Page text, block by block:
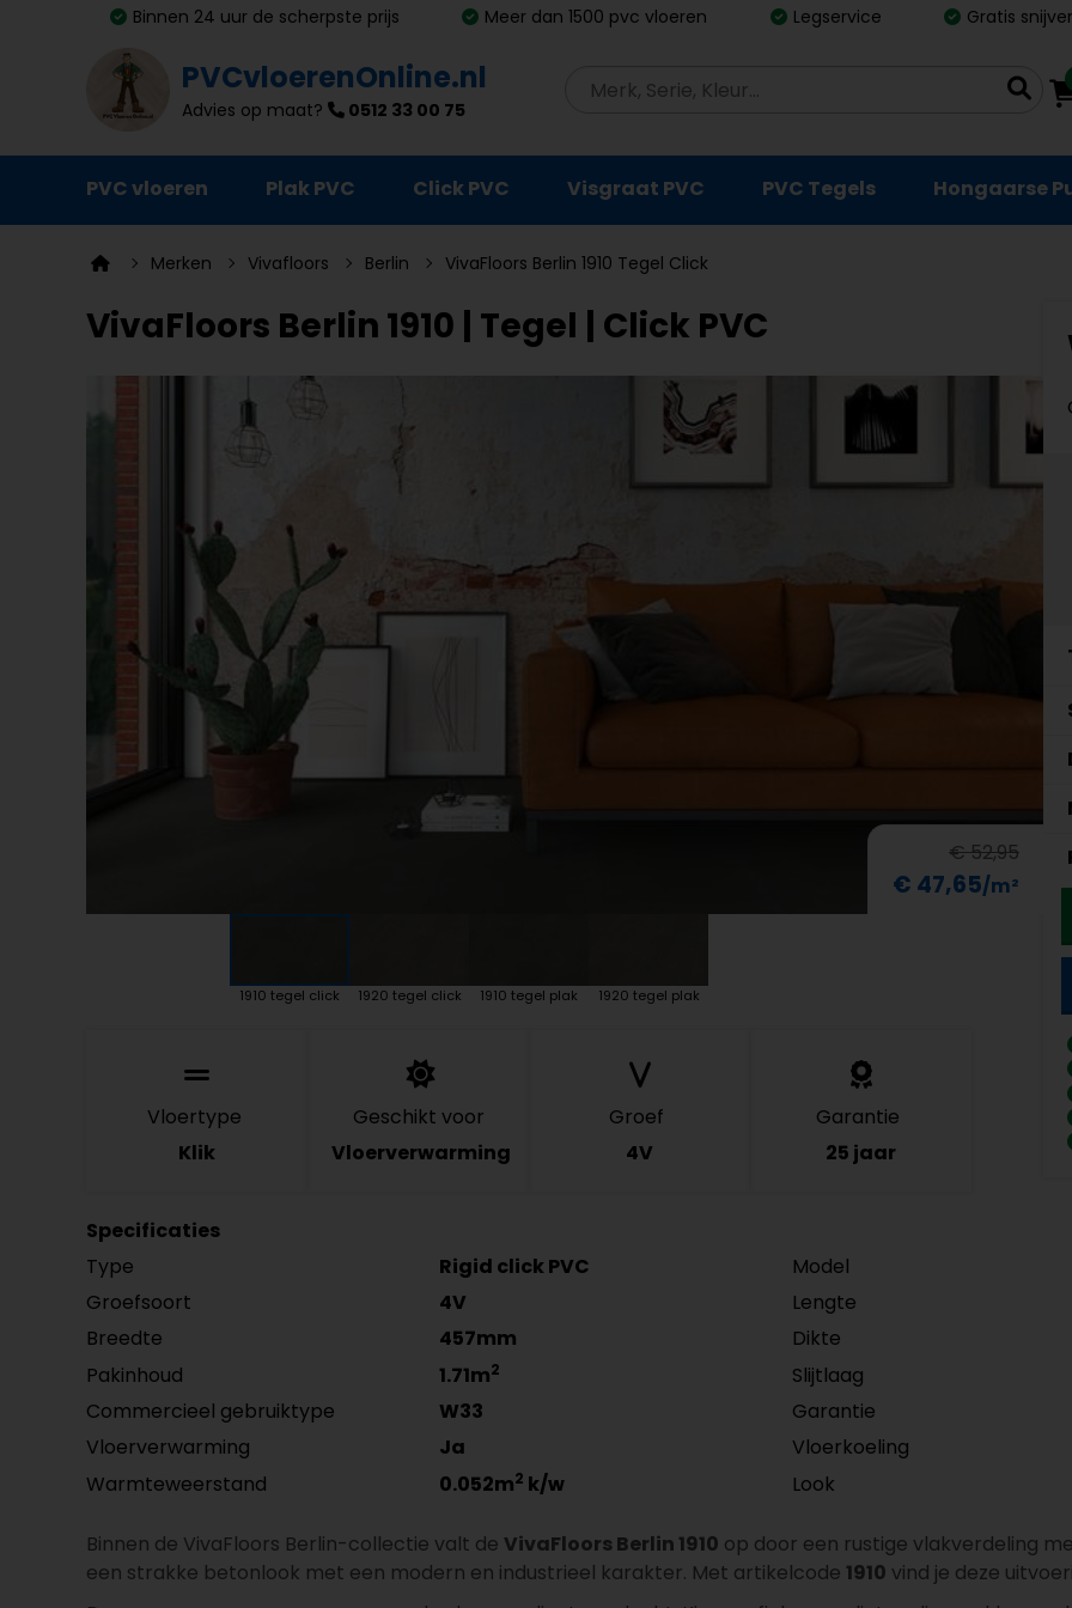
Binnen 24 uur de scherpste prijs Meer dan 1500 pvc vloeren Legservice Gratis
PVCvloerenOnline.nl
Advies op maat? 0512 33 00 75
PVC vloeren Plak PVC Click PVC Visgraat PVC PVC Tegels Hongaarse
Ondervloeren
Plinten
Vloer- en trapprofielen
Lijm, primer en egalisatie
Plint accessoires
Traprenovatie
Merken Vivafloors Berlin VivaFloors Berlin 1910 Tegel Click
VivaFloors Berlin 1910 | Tegel | Click PVC
€ 52,95
€ 47,65
1910 tegel click 1920 tegel click 1910 tegel plak 1920 tegel plak
Vloertype
Klik
Geschikt voor
Vloerverwarming
Groef
4V
Garantie
25 jaar
Specificaties
Type
Rigid click PVC Model
Groefsoort
4V Lengte
Breedte
457mm Dikte
Pakinhoud
1.71m2 Slijtlaag
Commercieel gebruiktype
W33 Garantie
Vloerverwarming
Ja Vloerkoeling
Warmteweerstand
0.052m2 k/w Look
Binnen de VivaFloors Berlin-collectie valt de VivaFloors Berlin 1910 op door een rustige vlakverdeling
een strakke betonlook met een modern en industrieel karakter. Met artikelcode 1910 vind je deze